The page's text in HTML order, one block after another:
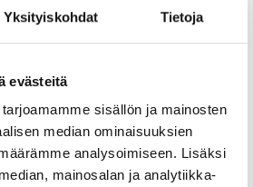
Yksityiskohdat Tietoja
evästeitä
sisällön ja mainosten
median ominaisuuksien
analysoimiseen. Lisäksi
mainosalan ja analytiikka-